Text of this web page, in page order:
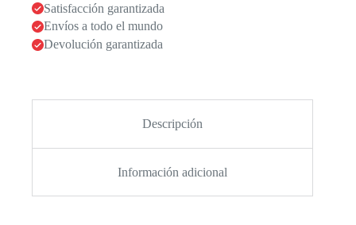
Satisfacción garantizada
Envíos a todo el mundo
Devolución garantizada
Descripción
Información adicional